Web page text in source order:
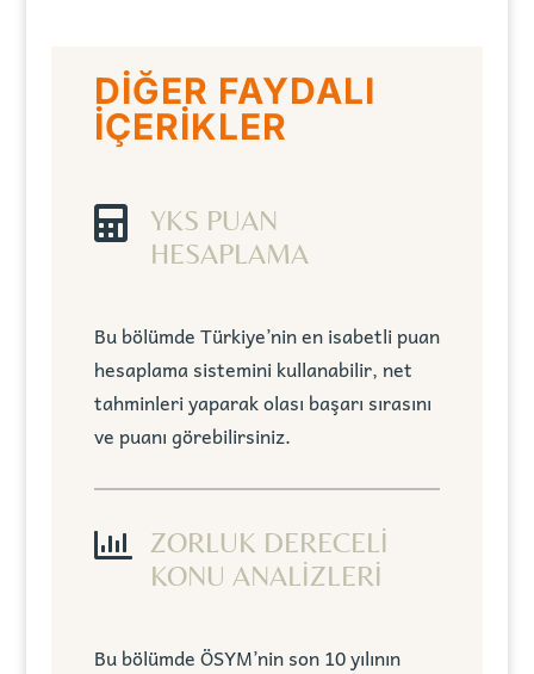
DİĞER FAYDALI
İÇERİKLER

YKS PUAN
HESAPLAMA
Bu bölümde Türkiye’nin en isabetli puan
hesaplama sistemini kullanabilir, net
tahminleri yaparak olası başarı sırasını
ve puanı görebilirsiniz.

ZORLUK DERECELİ
KONU ANALİZLERİ
Bu bölümde ÖSYM’nin son 10 yılının